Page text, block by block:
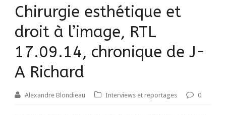
Chirurgie esthétique et
droit à l’image, RTL
17.09.14, chronique de J-
A Richard
Alexandre Blondieau Interviews et reportages 0